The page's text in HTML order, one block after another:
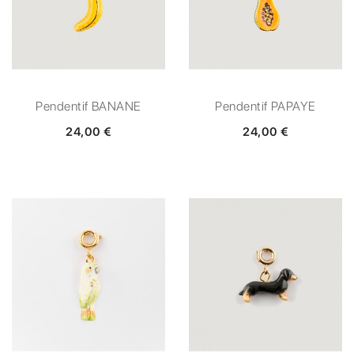
Pendentif BANANE
24,00 €
Pendentif PAPAYE
24,00 €